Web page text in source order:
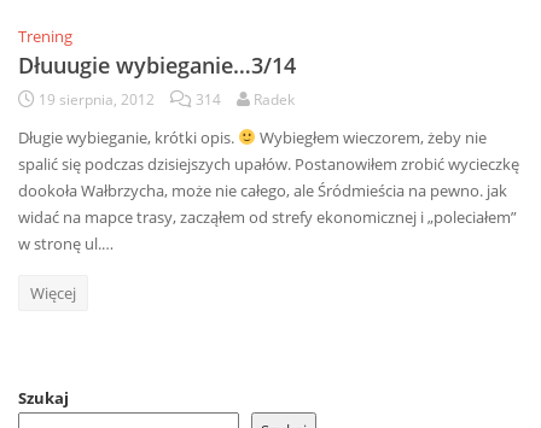
Trening
Dłuuugie wybieganie…3/14
19 sierpnia, 2012 314 Radek
Długie wybieganie, krótki opis.
Wybiegłem wieczorem, żeby nie
spalić się podczas dzisiejszych upałów. Postanowiłem zrobić wycieczkę
dookoła Wałbrzycha, może nie całego, ale Śródmieścia na pewno. jak
widać na mapce trasy, zacząłem od strefy ekonomicznej i „poleciałem”
w stronę ul.…
Więcej
Szukaj